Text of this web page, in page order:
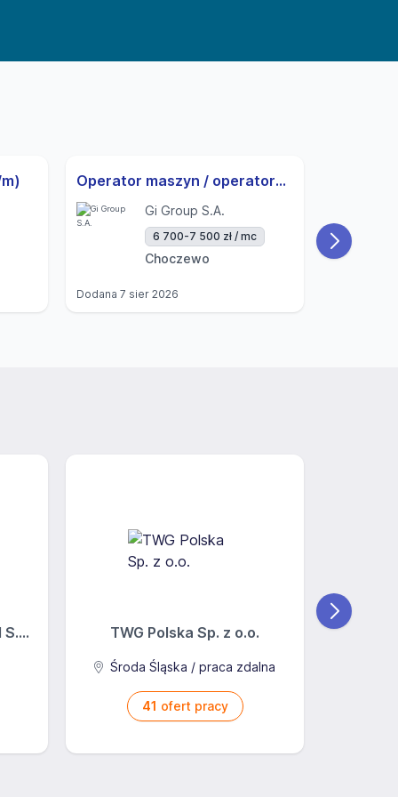
Operator maszyn / operatorka maszyn | 3-zmiany | UoP | od zaraz
Gi Group S.A.
6 700-7 500 zł / mc
Choczewo
Dodana 7 sier 2026
TWG Polska Sp. z o.o.
Środa Śląska / praca zdalna
41 ofert pracy